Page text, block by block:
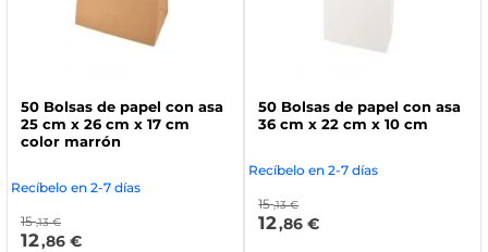
50 Bolsas de papel con asa
25 cm x 26 cm x 17 cm
color marrón
Recíbelo en 2-7 días
15 ,13 €
12,86 €
50 Bolsas de papel con asa
36 cm x 22 cm x 10 cm
Recíbelo en 2-7 días
15 ,13 €
12,86 €